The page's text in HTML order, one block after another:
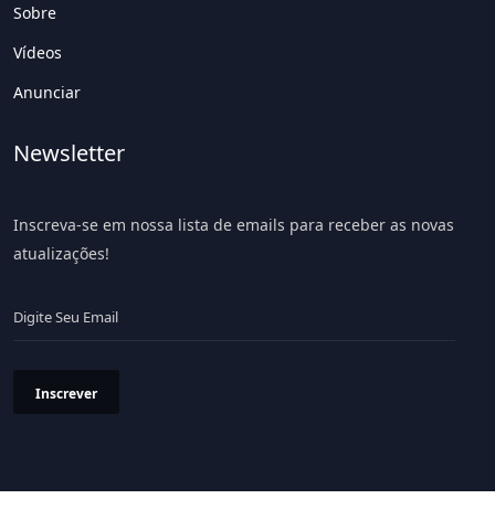
Sobre
Vídeos
Anunciar
Newsletter
Inscreva-se em nossa lista de emails para receber as novas
atualizações!
Inscrever